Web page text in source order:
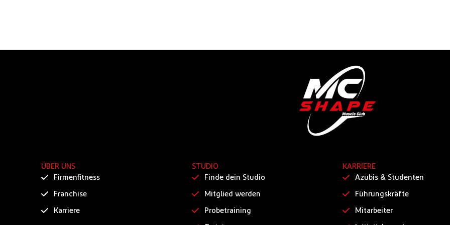
ÜBER UNS
Firmenfitness
Franchise
Karriere
STUDIO
Finde dein Studio
Mitglied werden
Probetraining
KARRIERE
Azubis & Studenten
Führungskräfte
Mitarbeiter